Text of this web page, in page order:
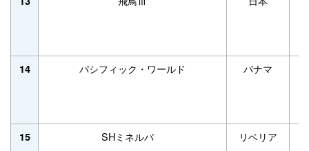
14 パシフィック・ワールド パナマ
15 SHミネルバ リベリア